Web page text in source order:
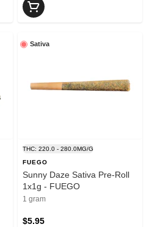
Sativa
THC: 220.0 - 280.0MG/G
FUEGO
Sunny Daze Sativa Pre-Roll
1x1g - FUEGO
1 gram
$5.95